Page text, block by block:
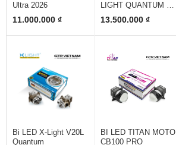
Ultra 2026
11.000.000 ₫
Bi LED X-Light V20L
Quantum
LIGHT QUANTUM X
V2
13.500.000 ₫
BI LED TITAN MOTO
CB100 PRO